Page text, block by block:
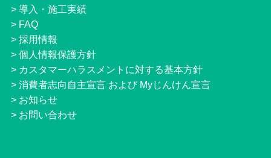
> 導入・施工実績
> FAQ
> 採用情報
> 個人情報保護方針
> カスタマーハラスメントに対する基本方針
> 消費者志向自主宣言 および Myじんけん宣言
> お知らせ
> お問い合わせ